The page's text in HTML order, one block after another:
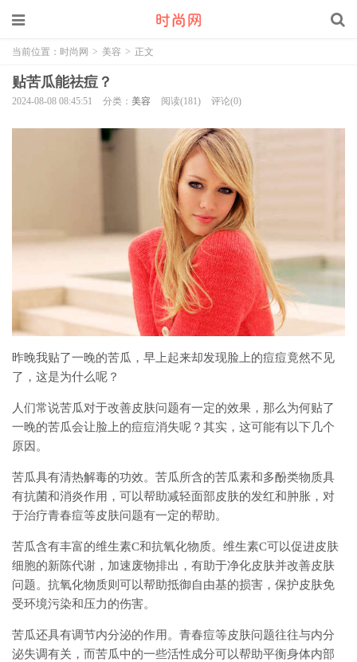
当前位置： 时尚网 > 美容 > 正文
贴苦瓜能祛痘？
2024-08-08 08:45:51 分类： 美容 阅读(181) 评论(0)
昨晚我贴了一晚的苦瓜，早上起来却发现脸上的痘痘竟然不见
了，这是为什么呢？
人们常说苦瓜对于改善皮肤问题有一定的效果，那么为何贴了
一晚的苦瓜会让脸上的痘痘消失呢？其实，这可能有以下几个
原因。
苦瓜具有清热解毒的功效。苦瓜所含的苦瓜素和多酚类物质具
有抗菌和消炎作用，可以帮助减轻面部皮肤的发红和肿胀，对
于治疗青春痘等皮肤问题有一定的帮助。
苦瓜含有丰富的维生素C和抗氧化物质。维生素C可以促进皮肤
细胞的新陈代谢，加速废物排出，有助于净化皮肤并改善皮肤
问题。抗氧化物质则可以帮助抵御自由基的损害，保护皮肤免
受环境污染和压力的伤害。
苦瓜还具有调节内分泌的作用。青春痘等皮肤问题往往与内分
泌失调有关，而苦瓜中的一些活性成分可以帮助平衡身体内部